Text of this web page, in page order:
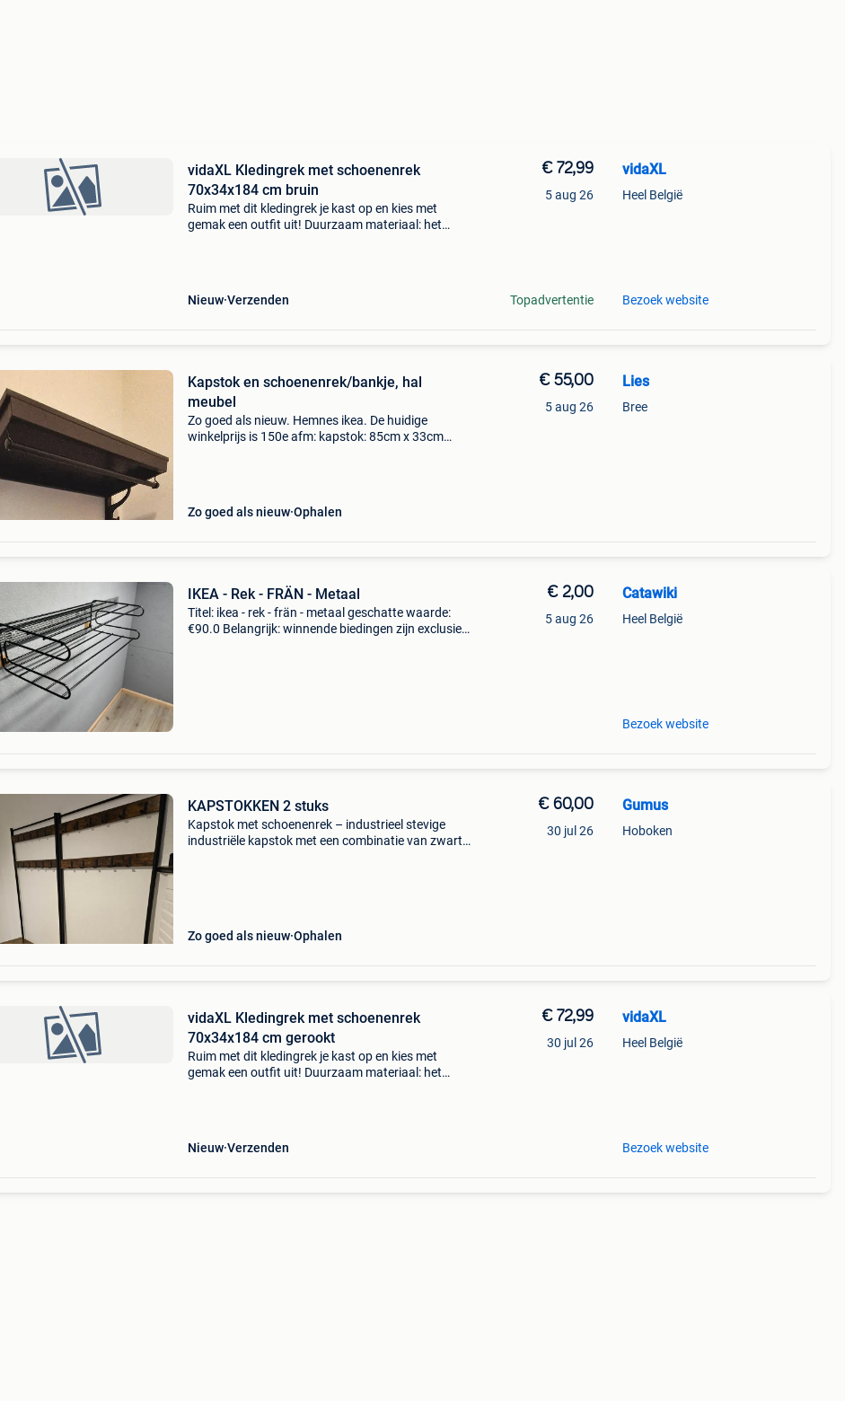
vidaXL Kledingrek met schoenenrek
70x34x184 cm bruin
Ruim met dit kledingrek je kast op en kies met
gemak een outfit uit! Duurzaam materiaal: het
Nieuw Verzenden
€ 72,99
5 aug 26
Topadvertentie
vidaXL
Heel België
Bezoek website
Kapstok en schoenenrek/bankje, hal
meubel
Zo goed als nieuw. Hemnes ikea. De huidige
winkelprijs is 150e afm: kapstok: 85cm x 33cm
Zo goed als nieuw Ophalen
€ 55,00
5 aug 26
Lies
Bree
IKEA - Rek - FRÄN - Metaal
Titel: ikea - rek - frän - metaal geschatte waarde:
€90.0 Belangrijk: winnende biedingen zijn exclusief
€ 2,00
5 aug 26
Catawiki
Heel België
Bezoek website
KAPSTOKKEN 2 stuks
Kapstok met schoenenrek – industrieel stevige
industriële kapstok met een combinatie van zwart
Zo goed als nieuw Ophalen
€ 60,00
30 jul 26
Gumus
Hoboken
vidaXL Kledingrek met schoenenrek
70x34x184 cm gerookt
Ruim met dit kledingrek je kast op en kies met
gemak een outfit uit! Duurzaam materiaal: het
Nieuw Verzenden
€ 72,99
30 jul 26
vidaXL
Heel België
Bezoek website